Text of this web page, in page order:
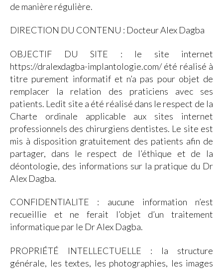
de manière régulière.
DIRECTION DU CONTENU : Docteur Alex Dagba
OBJECTIF DU SITE : le site internet
https://dralexdagba-implantologie.com/ été réalisé à
titre purement informatif et n’a pas pour objet de
remplacer la relation des praticiens avec ses
patients. Ledit site a été réalisé dans le respect de la
Charte ordinale applicable aux sites internet
professionnels des chirurgiens dentistes. Le site est
mis à disposition gratuitement des patients afin de
partager, dans le respect de l’éthique et de la
déontologie, des informations sur la pratique du Dr
Alex Dagba.
CONFIDENTIALITE : aucune information n’est
recueillie et ne ferait l’objet d’un traitement
informatique par le Dr Alex Dagba.
PROPRIÉTÉ INTELLECTUELLE : la structure
générale, les textes, les photographies, les images